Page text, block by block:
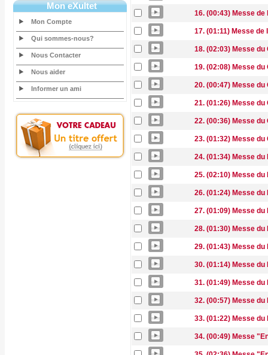
Mon eXultet
Mon Compte
Qui sommes-nous?
Nous Contacter
Nous aider
Informer un ami
16. (00:43) Messe
17. (01:11) Messe
18. (02:03) Messe
19. (02:08) Messe
20. (00:47) Messe
21. (01:26) Messe
22. (00:36) Messe
23. (01:32) Messe
24. (01:34) Messe
25. (02:10) Messe
26. (01:24) Messe
27. (01:09) Messe
28. (01:30) Messe
29. (01:43) Messe
30. (01:14) Messe
31. (01:49) Messe du
32. (00:57) Messe du
33. (01:22) Messe du
34. (00:49) Messe